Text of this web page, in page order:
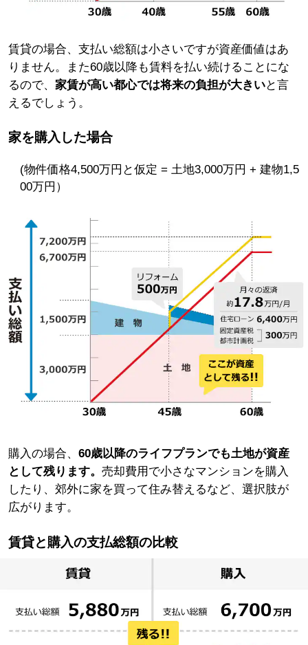
賃貸の場合、支払い総額は小さいですが資産価値はあ
りません。また60歳以降も賃料を払い続けることにな
るので、 家賃が高い都心では将来の負担が大きいと言
えるでしょう。
家を購入した場合
(物件価格4,500万円と仮定 = 土地3,000万円 + 建物1,5
00万円）
購入の場合、 60歳以降のライフプランでも土地が資産
として残ります。 売却費用で小さなマンションを購入
したり、郊外に家を買って住み替えるなど、選択肢が
広がります。
賃貸と購入の支払総額の比較